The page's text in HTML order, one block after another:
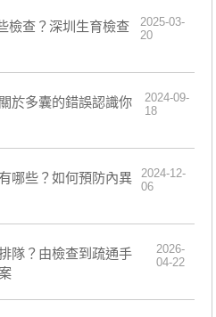
檢查？深圳生育檢查
2025-03-
20
於多囊的錯誤認識你
2024-09-
18
哪些？如何預防內異
2024-12-
06
隊？由檢查到疏通手
2026-
04-22